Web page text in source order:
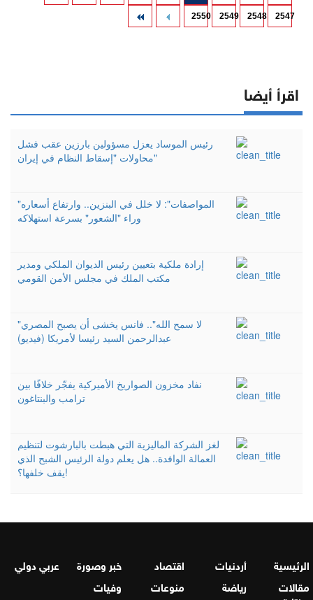
2547
2548
2549
2550
اقرأ أيضا
رئيس الموساد يعزل مسؤولين بارزين عقب فشل
محاولات "إسقاط النظام في إيران"
"المواصفات": لا خلل في البنزين.. وارتفاع أسعاره
وراء "الشعور" بسرعة استهلاكه
إرادة ملكية بتعيين رئيس الديوان الملكي ومدير
مكتب الملك في مجلس الأمن القومي
"لا سمح الله".. فانس يخشى أن يصبح المصري
عبدالرحمن السيد رئيسا لأمريكا (فيديو)
نفاد مخزون الصواريخ الأميركية يفجّر خلافًا بين
ترامب والبنتاغون
لغز الشركة الماليزية التي هبطت بالبارشوت لتنظيم
العمالة الوافدة.. هل يعلم دولة الرئيس الشبح الذي
يقف خلفها؟!
الرئيسية أردنيات اقتصاد خبر وصورة
عربي دولي
مقالات
رياضة منوعات وفيات